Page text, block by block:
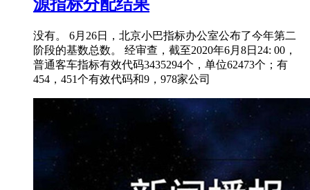
源指标分配结果
没有。 6月26日，北京小巴指标办公室公布了今年第二
阶段的基数总数。 经审查，截至2020年6月8日24: 00，
普通客车指标有效代码3435294个，单位62473个；有
454，451个有效代码和9，978家公司